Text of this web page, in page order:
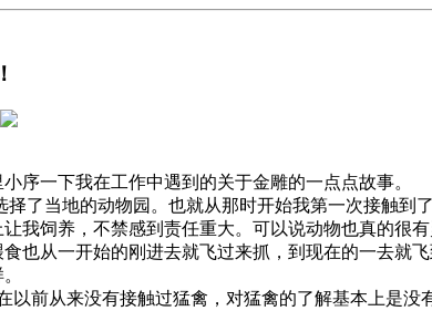
序一下我在工作中遇到的关于金雕的一点点故事。
了当地的动物园。也就从那时开始我第一次接触到
我饲养，不禁感到责任重大。可以说动物也真的很
也从一开始的刚进去就飞过来抓，到现在的一去就
前从来没有接触过猛禽，对猛禽的了解基本上是没